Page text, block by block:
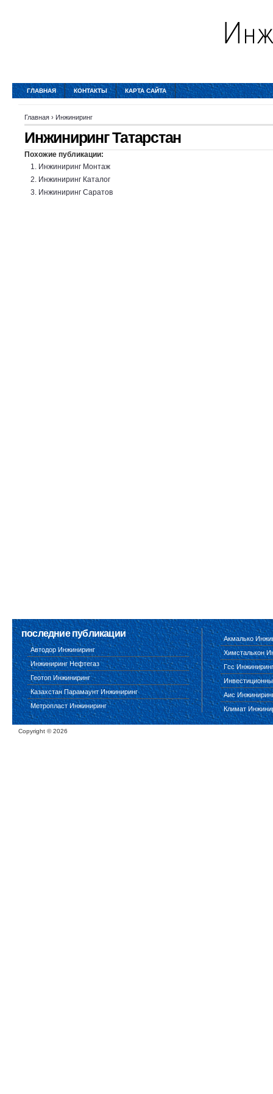
ГЛАВНАЯ КОНТАКТЫ КАРТА САЙТА
Главная › Инжиниринг
Инжиниринг Татарстан
Похожие публикации:
Инжиниринг Монтаж
Инжиниринг Каталог
Инжиниринг Саратов
последние публикации
Автодор Инжиниринг
Инжиниринг Нефтегаз
Геотоп Инжиниринг
Казахстан Парамаунт Инжиниринг
Метропласт Инжиниринг
Акмалько
Химсталькон
Гсс Инжиниринг
Аис
Климат
Copyright ©2026